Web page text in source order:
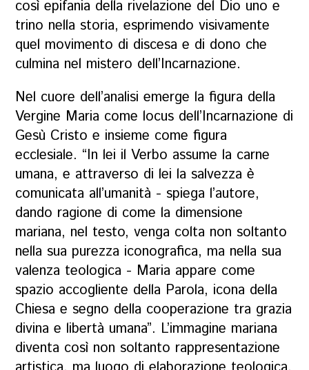
così epifania della rivelazione del Dio uno e
trino nella storia, esprimendo visivamente
quel movimento di discesa e di dono che
culmina nel mistero dell’Incarnazione.
Nel cuore dell’analisi emerge la figura della
Vergine Maria come locus dell’Incarnazione di
Gesù Cristo e insieme come figura
ecclesiale. “In lei il Verbo assume la carne
umana, e attraverso di lei la salvezza è
comunicata all’umanità - spiega l’autore,
dando ragione di come la dimensione
mariana, nel testo, venga colta non soltanto
nella sua purezza iconografica, ma nella sua
valenza teologica - Maria appare come
spazio accogliente della Parola, icona della
Chiesa e segno della cooperazione tra grazia
divina e libertà umana”. L’immagine mariana
diventa così non soltanto rappresentazione